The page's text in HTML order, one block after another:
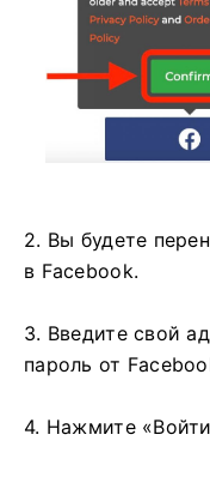
2. Вы будете
в Facebook.
3. Введите свой
пароль от
4. Нажмите